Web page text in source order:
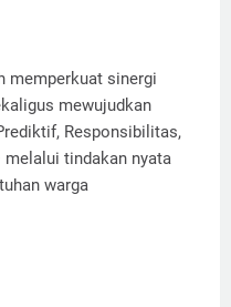
memperkuat sinergi
mewujudkan
Responsibilitas,
melalui tindakan nyata
warga